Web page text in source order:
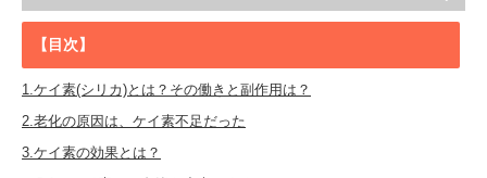
【目次】
1.ケイ素(シリカ)とは？その働きと副作用は？
2.老化の原因は、ケイ素不足だった
3.ケイ素の効果とは？